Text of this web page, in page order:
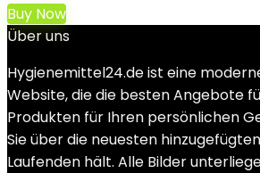
Buy Now
Über uns
Hygienemittel24.de ist eine
Website, die die besten Angebote
Produkten für Ihren persönlichen
Sie über die neuesten
Laufenden hält. Alle Bilder